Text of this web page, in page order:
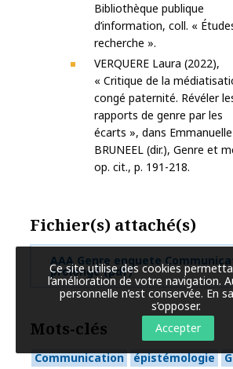
Bibliothèque publique
d’information, coll. «
recherche ».
VERQUERE Laura (2022),
« Critique de la
congé paternité. Révéler
rapports de genre par les
écarts », dans Emmanuelle
BRUNEEL (dir.), Genre et
op. cit., p. 191-218.
Fichier(s) attaché(s)
AAA Genre enquete
prolongé(pdf)
Mots-clés
Communication épistémologie
Ce site utilise des cookies
l’amélioration de votre navigation.
personnelle n’est conservée. En
s’opposer.
Accepter